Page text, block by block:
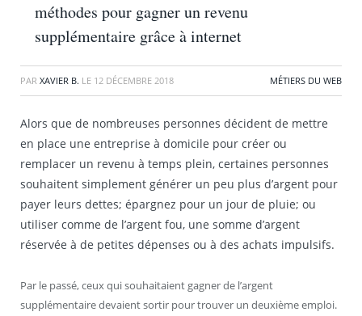
méthodes pour gagner un revenu
supplémentaire grâce à internet
PAR XAVIER B. LE 12 DÉCEMBRE 2018 MÉTIERS DU WEB
Alors que de nombreuses personnes décident de mettre
en place une entreprise à domicile pour créer ou
remplacer un revenu à temps plein, certaines personnes
souhaitent simplement générer un peu plus d’argent pour
payer leurs dettes; épargnez pour un jour de pluie; ou
utiliser comme de l’argent fou, une somme d’argent
réservée à de petites dépenses ou à des achats impulsifs.
Par le passé, ceux qui souhaitaient gagner de l’argent
supplémentaire devaient sortir pour trouver un deuxième emploi.